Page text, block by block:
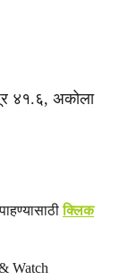
४१.६, अकोला
क्लिक
Watch